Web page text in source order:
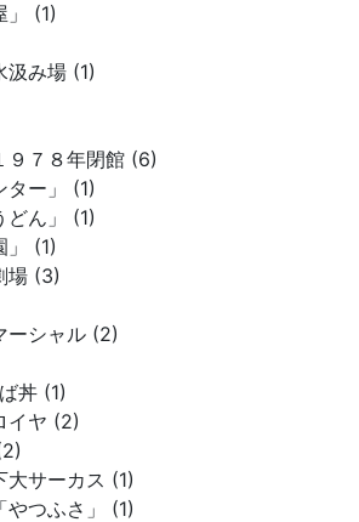
」 (1)
汲み場 (1)
７８年閉館 (6)
ター」 (1)
どん」 (1)
」 (1)
場 (3)
ーシャル (2)
丼 (1)
イヤ (2)
大サーカス (1)
やつふさ」 (1)